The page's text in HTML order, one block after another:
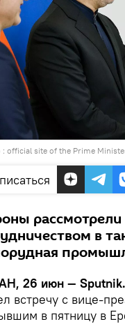
: official site of the Prime
в
26 июн — Sputnik.
встречу с вице-
в пятницу в